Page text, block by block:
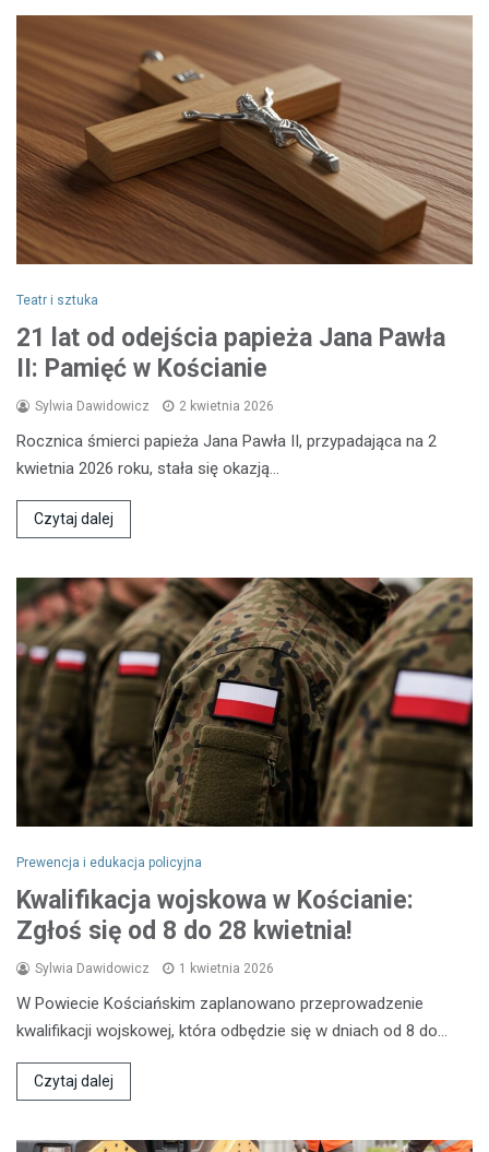
Teatr i sztuka
21 lat od odejścia papieża Jana Pawła
II: Pamięć w Kościanie
Sylwia Dawidowicz 2 kwietnia 2026
Rocznica śmierci papieża Jana Pawła II, przypadająca na 2
kwietnia 2026 roku, stała się okazją…
Czytaj dalej
Prewencja i edukacja policyjna
Kwalifikacja wojskowa w Kościanie:
Zgłoś się od 8 do 28 kwietnia!
Sylwia Dawidowicz 1 kwietnia 2026
W Powiecie Kościańskim zaplanowano przeprowadzenie
kwalifikacji wojskowej, która odbędzie się w dniach od 8 do…
Czytaj dalej